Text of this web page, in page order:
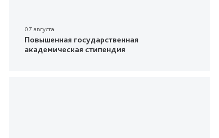
07 августа
Повышенная государственная
академическая стипендия